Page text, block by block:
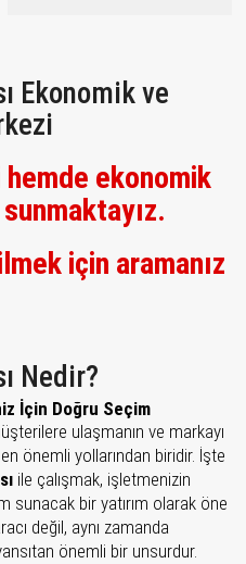
Ekonomik ve
ekonomik
için aramanız
Nedir?
İçin Doğru Seçim
ulaşmanın ve markayı
önemli yollarından biridir. İşte
ile çalışmak, işletmenizin
sunacak bir yatırım olarak öne
değil, aynı zamanda
önemli bir unsurdur.